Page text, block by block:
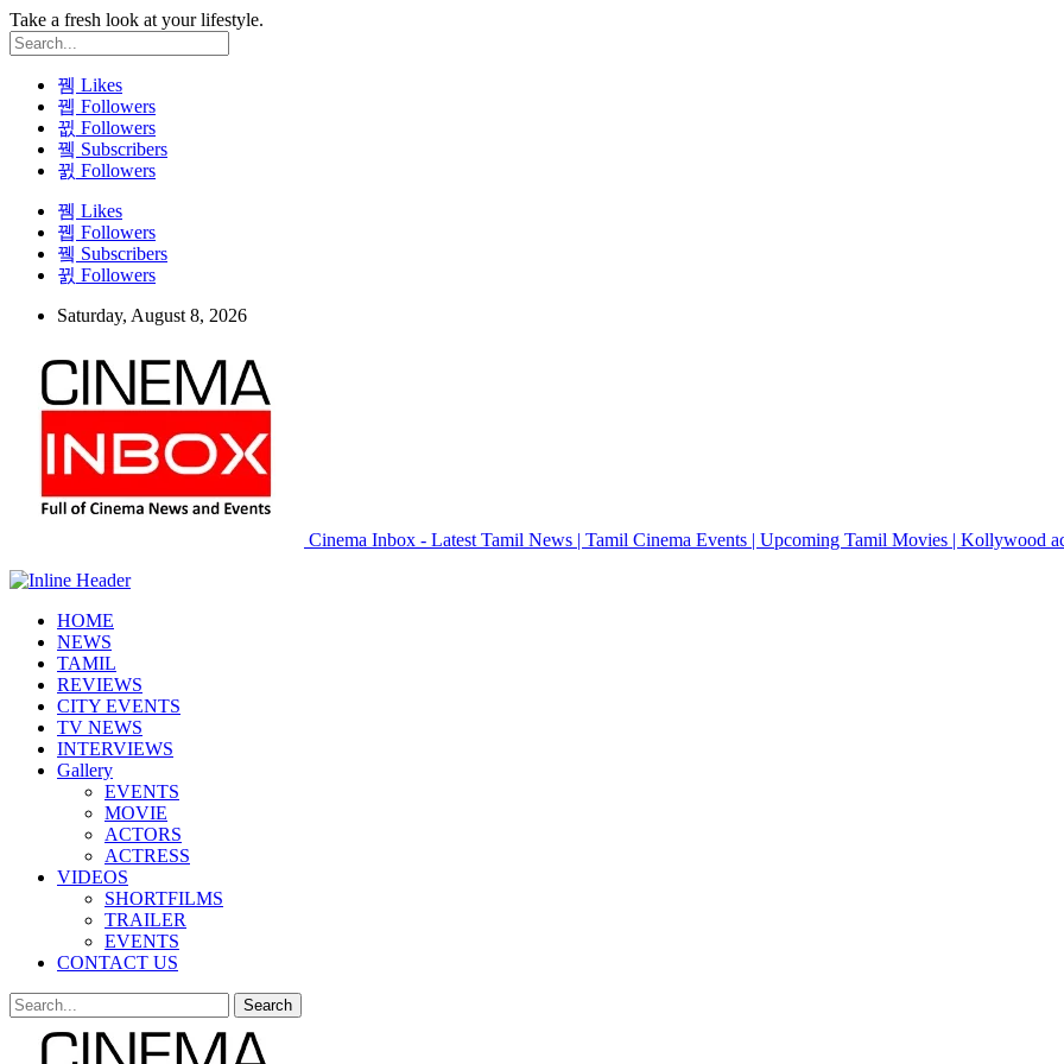
Take a fresh look at your lifestyle.
Likes
Followers
Followers
Subscribers
Followers
Likes
Followers
Subscribers
Followers
Saturday, August 8, 2026
Cinema Inbox - Latest Tamil News | Tamil Cinema Events | Upcoming Tamil Movies | Kollywood
HOME
NEWS
TAMIL
REVIEWS
CITY EVENTS
TV NEWS
INTERVIEWS
Gallery
EVENTS
MOVIE
ACTORS
ACTRESS
VIDEOS
SHORTFILMS
TRAILER
EVENTS
CONTACT US